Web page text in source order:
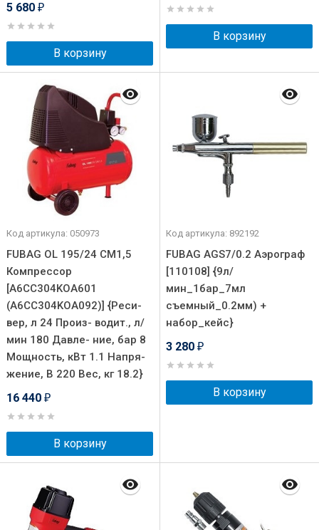
5 680 ₽
В корзину
В корзину
Код артикула: 050973
FUBAG OL 195/24 CM1,5
Компрессор
[A6CC304KOA601
(A6CC304KOA092)] {Реси-
вер, л 24 Произ- водит., л/
мин 180 Давле- ние, бар 8
Мощность, кВт 1.1 Напря-
жение, В 220 Вес, кг 18.2}
16 440 ₽
В корзину
Код артикула: 892192
FUBAG AGS7/0.2 Аэрограф
[110108] {9л/
мин_1бар_7мл
съемный_0.2мм) +
набор_кейс}
3 280 ₽
В корзину